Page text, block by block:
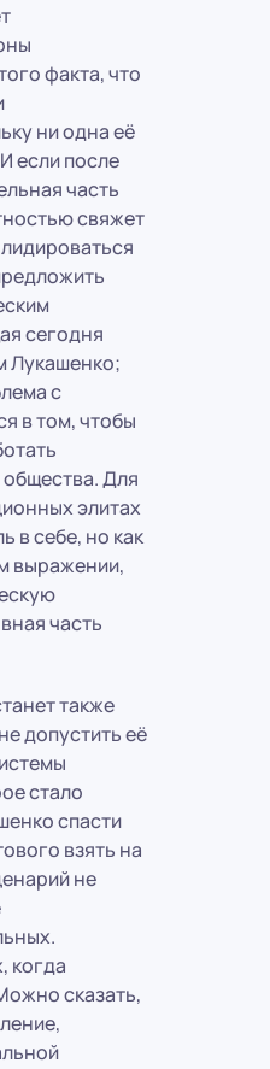
факта, что
ни одна её
если после
часть
свяжет
сегодня
Лукашенко;
с
в том, чтобы
Для
элитах
в себе, но как
выражении,
часть
также
допустить её
стало
спасти
взять на
не
когда
сказать,